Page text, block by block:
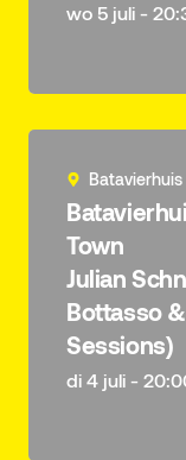
wo 5 juli -
Town
Julian
Bottasso
Sessions)
di 4 juli -